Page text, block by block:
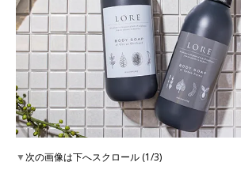
▼次の画像は下へスクロール (1/3)